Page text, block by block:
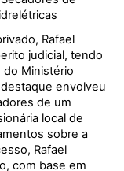
Rafael
judicial, tendo
do Ministério
envolveu
de um
local de
sobre a
Rafael
com base em